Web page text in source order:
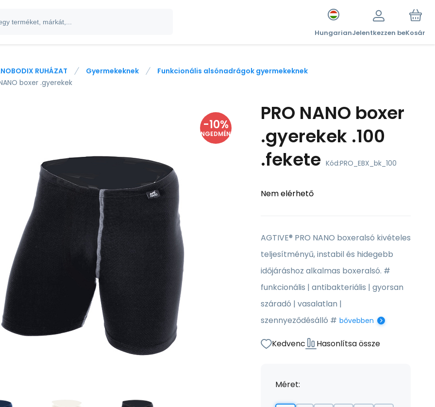
HungarianJelentkezzen beKosár
RUHÁZAT Gyermekeknek
Funkcionális alsónadrágok gyermekeknek
boxer .gyerekek
-10%
ENGEDMÉNY
PRO NANO boxer
.gyerekek .100
.fekete Kód:PRO_EBX_bk_100
Nem elérhető
AGTIVE® PRO NANO boxeralsó kivételes
teljesítményű, instabil és hidegebb
időjáráshoz alkalmas boxeralsó. #
funkcionális | antibakteriális | gyorsan
száradó | vasalatlan |
szennyeződésálló # bővebben
Kedvenc Hasonlítsa össze
Méret: